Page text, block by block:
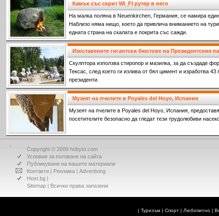
Камък със скрит WI_FI рутер в него
На малка поляна в Neuenkirchen, Германия, се намира
Наблизо няма нищо, което да привлича вниманието на
едната страна на скалата е покрита със сажди.
Изоставените гигантски бюстове на Президентския
Скулптора използва стиропор и мазилка, за да създаде
Тексас, след което ги излива от бял цимент и изработва 43
президенти.
Музеят на пчелите в Poyales del Hoyo, Испания
Музеят на пчелите в Poyales del Hoyo, Испания,
посетителите безопасно да гледат тези трудолюбиви
Copyright © 2009 hobyto.com
Условия за ползване на сайта
Публикуване на вашите материали
Контакти | Реклама | Advertising
Host.bg |
Sitemap | Всички права запазени
| Туризъм| Спорт| Любопитно|